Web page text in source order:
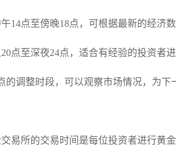
14点至傍晚18点，可根据最新的经济数
点至深夜24点，适合有经验的投资者进
的调整时段，可以观察市场情况，为下
易所的交易时间是每位投资者进行黄